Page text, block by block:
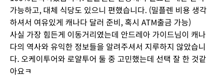
가능하고, 대체 식당도 있으니 편했습니다. (밀플렌 비용 생각
하셔서 여유있게 캐나다 달러 준비, 혹시 ATM출금 가능)
사실 가장 힘든게 이동거리였는데 안드레아 가이드님이 캐나
다의 역사와 유익한 정보들을 알려주셔서 지루하지 않았습니
다. 오케이투어와 로얄투어 둘 중 고민했는데 선택 잘 한 것같
아요ㅋ